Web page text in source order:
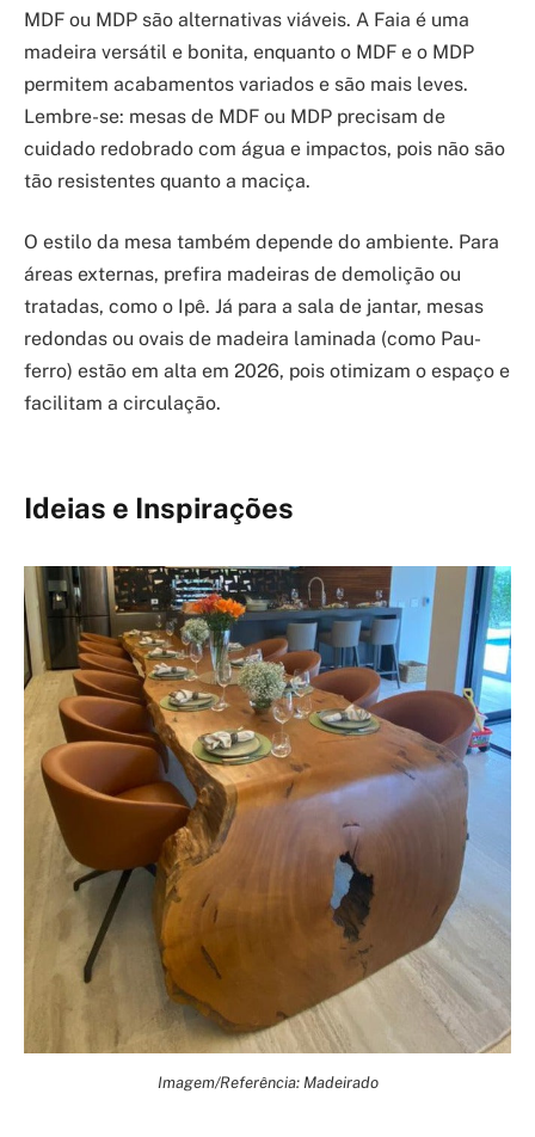
MDF ou MDP são alternativas viáveis. A Faia é uma
madeira versátil e bonita, enquanto o MDF e o MDP
permitem acabamentos variados e são mais leves.
Lembre-se: mesas de MDF ou MDP precisam de
cuidado redobrado com água e impactos, pois não são
tão resistentes quanto a maciça.
O estilo da mesa também depende do ambiente. Para
áreas externas, prefira madeiras de demolição ou
tratadas, como o Ipê. Já para a sala de jantar, mesas
redondas ou ovais de madeira laminada (como Pau-
ferro) estão em alta em 2026, pois otimizam o espaço e
facilitam a circulação.
Ideias e Inspirações
Imagem/Referência: Madeirado